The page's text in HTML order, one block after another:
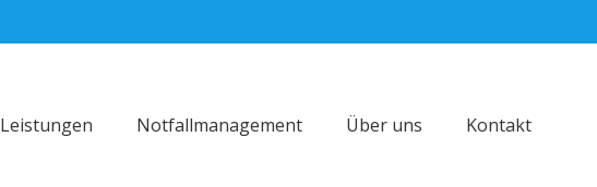
Leistungen Notfallmanagement Über uns Kontakt